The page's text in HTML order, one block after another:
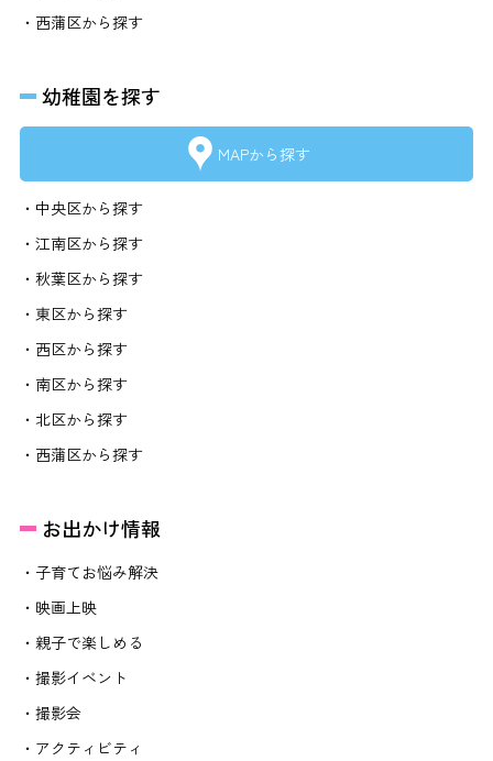
・西蒲区から探す
幼稚園を探す
MAPから探す
・中央区から探す
・江南区から探す
・秋葉区から探す
・東区から探す
・西区から探す
・南区から探す
・北区から探す
・西蒲区から探す
お出かけ情報
・子育てお悩み解決
・映画上映
・親子で楽しめる
・撮影イベント
・撮影会
・アクティビティ